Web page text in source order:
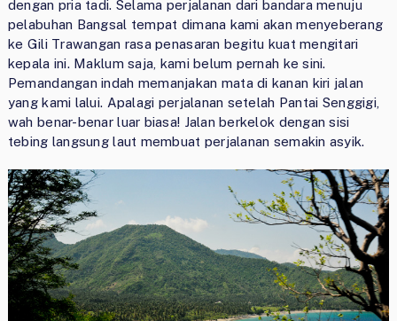
dengan pria tadi. Selama perjalanan dari bandara menuju
pelabuhan Bangsal tempat dimana kami akan menyeberang
ke Gili Trawangan rasa penasaran begitu kuat mengitari
kepala ini. Maklum saja, kami belum pernah ke sini.
Pemandangan indah memanjakan mata di kanan kiri jalan
yang kami lalui. Apalagi perjalanan setelah Pantai Senggigi,
wah benar-benar luar biasa! Jalan berkelok dengan sisi
tebing langsung laut membuat perjalanan semakin asyik.